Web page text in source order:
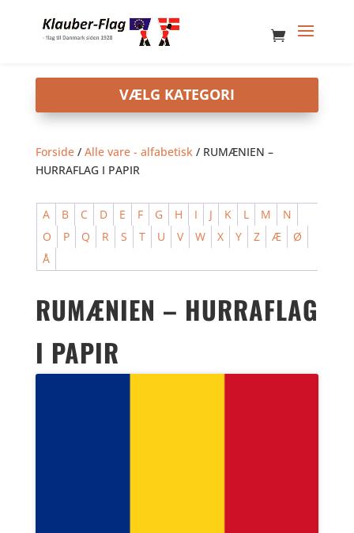
Forside/ Alle vare - alfabetisk/ RUMÆNIEN –
HURRAFLAG I PAPIR
A B C D E F G H I J K L M
N
O
P Q R S T U V W X Y Z Æ
Ø
Å
RUMÆNIEN – HURRAFLAG
I PAPIR